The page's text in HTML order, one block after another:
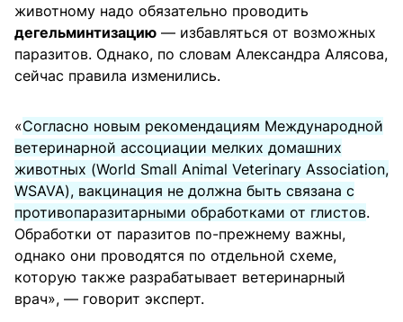
животному надо обязательно проводить
дегельминтизацию — избавляться от возможных
паразитов. Однако, по словам Александра Алясова,
сейчас правила изменились.
«Согласно новым рекомендациям Международной
ветеринарной ассоциации мелких домашних
животных (World Small Animal Veterinary Association,
WSAVA), вакцинация не должна быть связана с
противопаразитарными обработками от глистов.
Обработки от паразитов по-прежнему важны,
однако они проводятся по отдельной схеме,
которую также разрабатывает ветеринарный
врач», — говорит эксперт.